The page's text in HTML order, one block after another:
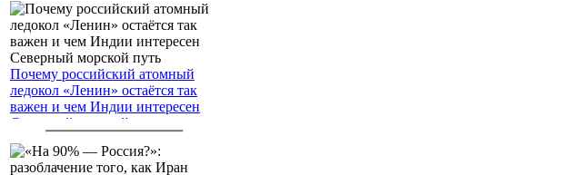
Почему российский атомный
ледокол «Ленин» остаётся так
важен и чем Индии интересен
Северный морской путь